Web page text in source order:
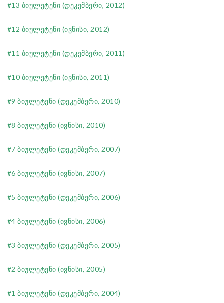
#13 ბიულეტენი (დეკემბერი, 2012)
#12 ბიულეტენი (ივნისი, 2012)
#11 ბიულეტენი (დეკემბერი, 2011)
#10 ბიულეტენი (ივნისი, 2011)
#9 ბიულეტენი (დეკემბერი, 2010)
#8 ბიულეტენი (ივნისი, 2010)
#7 ბიულეტენი (დეკემბერი, 2007)
#6 ბიულეტენი (ივნისი, 2007)
#5 ბიულეტენი (დეკემბერი, 2006)
#4 ბიულეტენი (ივნისი, 2006)
#3 ბიულეტენი (დეკემბერი, 2005)
#2 ბიულეტენი (ივნისი, 2005)
#1 ბიულეტენი (დეკემბერი, 2004)